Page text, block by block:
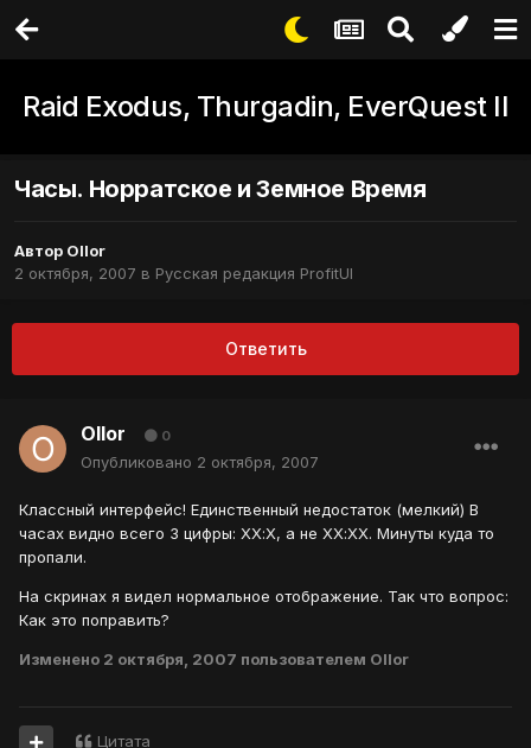
Raid Exodus, Thurgadin, EverQuest II
Часы. Норратское и Земное Время
Автор Ollor
2 октября, 2007 в Русская редакция ProfitUI
Ответить
Ollor 0
Опубликовано 2 октября, 2007
Классный интерфейс! Единственный недостаток (мелкий) В
часах видно всего 3 цифры: ХХ:Х, а не ХХ:ХХ. Минуты куда то
пропали.
На скринах я видел нормальное отображение. Так что вопрос:
Как это поправить?
Изменено 2 октября, 2007 пользователем Ollor
Цитата